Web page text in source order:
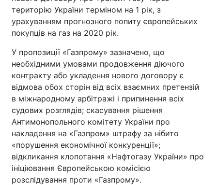
територію України терміном на 1 рік, з
урахуванням прогнозного попиту європейських
покупців на газ на 2020 рік.
У пропозиції «Газпрому» зазначено, що
необхідними умовами продовження діючого
контракту або укладення нового договору є
відмова обох сторін від всіх взаємних претензій
в міжнародному арбітражі і припинення всіх
судових розглядів; скасування рішення
Антимонопольного комітету України про
накладення на «Газпром» штрафу за нібито
«порушення економічної конкуренції»;
відкликання клопотання «Нафтогазу України» про
ініціювання Європейською комісією
розслідування проти «Газпрому».